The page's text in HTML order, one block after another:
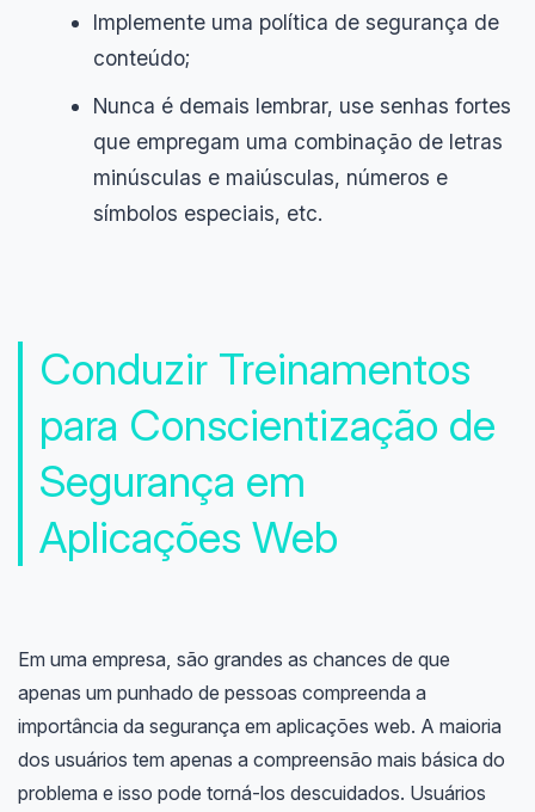
Implemente uma política de segurança de
conteúdo;
Nunca é demais lembrar, use senhas fortes
que empregam uma combinação de letras
minúsculas e maiúsculas, números e
símbolos especiais, etc.
Conduzir Treinamentos
para Conscientização de
Segurança em
Aplicações Web
Em uma empresa, são grandes as chances de que
apenas um punhado de pessoas compreenda a
importância da segurança em aplicações web. A maioria
dos usuários tem apenas a compreensão mais básica do
problema e isso pode torná-los descuidados. Usuários